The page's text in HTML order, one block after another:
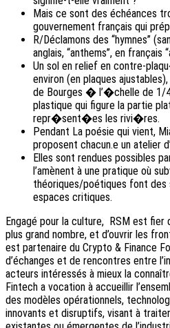
Mais ce sont des échéances
gouvernement français qui
R/Déclamons des “hymnes”
anglais, “anthems”, en français
Un sol en relief en contre-
environ (en plaques
de Bourges � l’�chelle de 1/
plastique qui figure la partie
repr�sent�es les rivi�res.
Pendant La poésie qui vient,
proposent chacun.e un atelier
Elles sont rendues possibles
l’amènent à une pratique où
théoriques/poétiques font des
espaces critiques.
Engagé pour la culture, RSM est fier
plus grand nombre, et d’ouvrir les
est partenaire du Crypto & Finance
d’échanges et de rencontres entre
acteurs intéressés à mieux la
Fintech a vocation à accueillir
des modèles opérationnels,
innovants et disruptifs, visant à